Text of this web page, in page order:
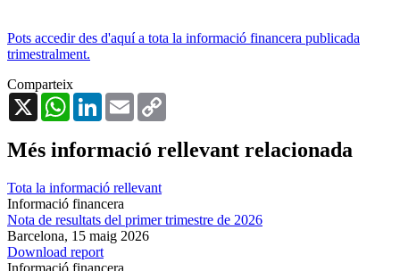
Pots accedir des d'aquí a tota la informació financera publicada
trimestralment.
Comparteix
X
WhatsAppLinkedInEmail
Més informació rellevant relacionada
Tota la informació rellevant
Informació financera
Nota de resultats del primer trimestre de 2026
Barcelona, 15 maig 2026
Download report